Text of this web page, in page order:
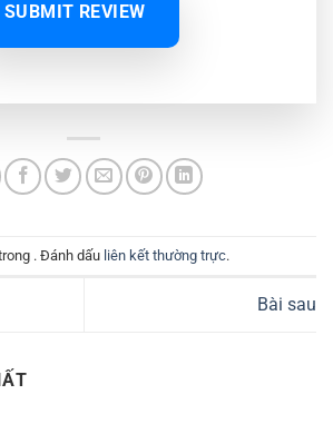
SUBMIT REVIEW
. Đánh dấu liên kết thường trực.
Bài sau